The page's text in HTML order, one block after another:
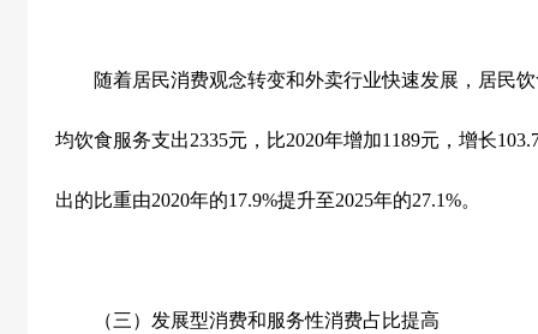
随着居民消费观念转变和外卖行业快速发展，居民饮
均饮食服务支出2335元，比2020年增加1189元，增长
出的比重由2020年的17.9%提升至2025年的27.1%。
（三）发展型消费和服务性消费占比提高